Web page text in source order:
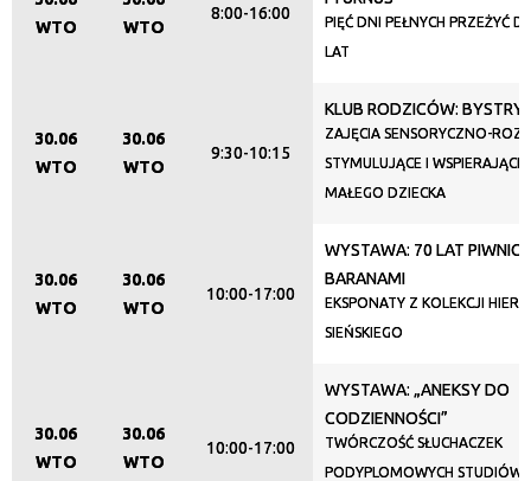
—
Organizator
WTO
WTO
8:00-16:00
PIĘĆ DNI PEŁNYCH PRZEŻYĆ
LAT
30.06
WTO
30.06
WTO
9:30-10:15
KLUB RODZICÓW: BYSTRY
ZAJĘCIA SENSORYCZNO-
STYMULUJĄCE I
MAŁEGO DZIECKA
30.06
WTO
30.06
WTO
10:00-17:00
WYSTAWA: 70 LAT
BARANAMI
EKSPONATY Z KOLEKCJI
SIEŃSKIEGO
30.06
WTO
30.06
WTO
10:00-17:00
WYSTAWA: „ANEKSY DO
CODZIENNOŚCI”
TWÓRCZOŚĆ SŁUCHACZEK
PODYPLOMOWYCH STUDIÓW